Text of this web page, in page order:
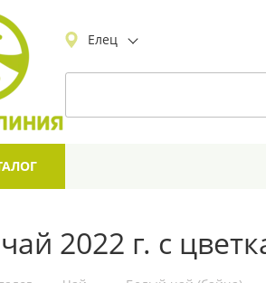
Елец
2022 г. с